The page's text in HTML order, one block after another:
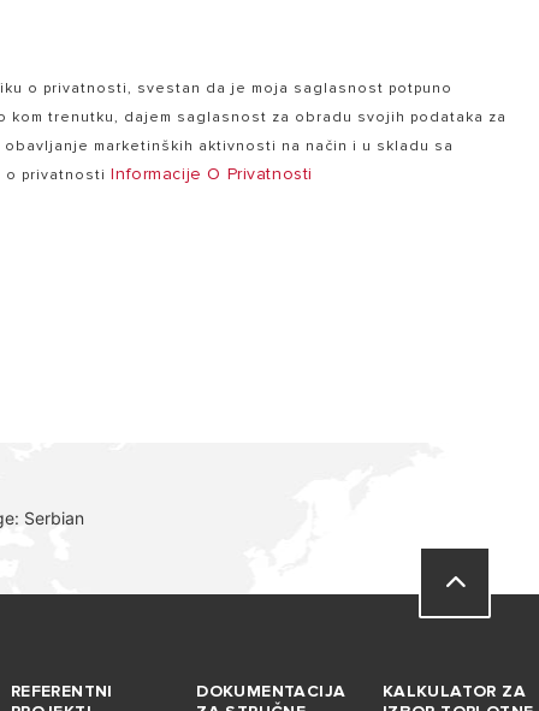
o privatnosti, svestan da je moja saglasnost potpuno
trenutku, dajem saglasnost za obradu svojih podataka za
marketinških aktivnosti na način i u skladu sa
o privatnostiInformacije O Privatnosti
Serbian
REFERENTNI
DOKUMENTACIJA
KALKULATOR ZA